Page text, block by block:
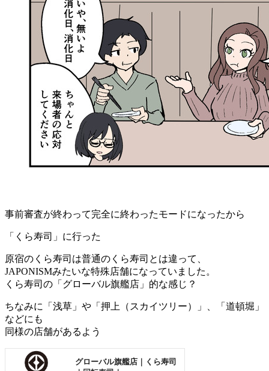
事前審査が終わって完全に終わったモードになったから
「くら寿司」に行った
原宿のくら寿司は普通のくら寿司とは違って、
JAPONISMみたいな特殊店舗になっていました。
くら寿司の「グローバル旗艦店」的な感じ？
ちなみに「浅草」や「押上（スカイツリー）」、「道頓堀」
などにも
同様の店舗があるよう